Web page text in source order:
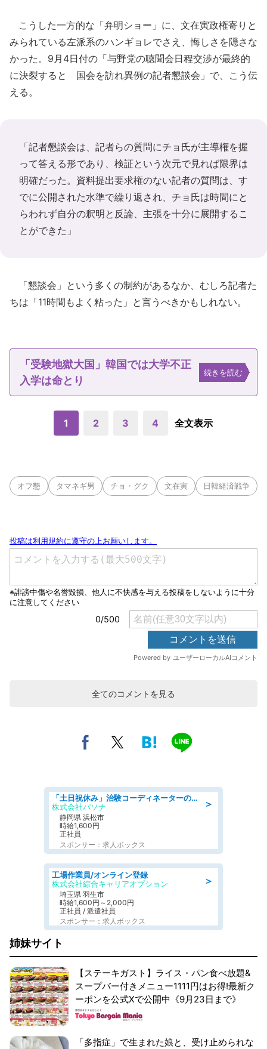
こうした一方的な「弁明ショー」に、文在寅政権寄りと
みられている左派系のハンギョレでさえ、悔しさを隠さな
かった。9月4日付の「与野党の聴聞会日程交渉が最終的
に決裂すると 国会を訪れ異例の記者懇談会」で、こう伝
える。
「記者懇談会は、記者らの質問にチョ氏が主導権を握
って答える形であり、検証という次元で見れば限界は
明確だった。資料提出要求権のない記者の質問は、す
でに公開された水準で繰り返され、チョ氏は時間にと
らわれず自分の釈明と反論、主張を十分に展開するこ
とができた」
「懇談会」という多くの制約があるなか、むしろ記者た
ちは「11時間もよく粘った」と言うべきかもしれない。
「受験地獄大国」韓国では大学不正
入学は命とり
続きを読む
1 2 3 4 全文表示
オフ懇 タマネギ男 チョ・グク 文在寅 日韓経済戦争
全てのコメントを見る
＞
「土日祝休み」治験コーディネーターのお仕事/未経験OK
株式会社パソナ
静岡県 浜松市
時給1,600円
正社員
スポンサー：求人ボックス
＞
工場作業員/オンライン登録
株式会社綜合キャリアオプション
埼玉県 羽生市
時給1,600円～2,000円
正社員 / 派遣社員
スポンサー：求人ボックス
姉妹サイト
【ステーキガスト】ライス・パン食べ放題&
スープバー付きメニュー1111円はお得!最新ク
ーポンを公式Xで公開中《9月23日まで》
「多指症」で生まれた娘と、受け止められな